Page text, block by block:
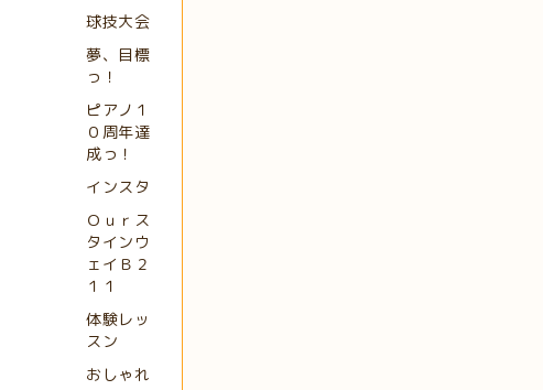
球技大会
夢、目標
っ！
ピアノ１
０周年達
成っ！
インスタ
Ｏｕｒス
タインウ
ェイＢ２
１１
体験レッ
スン
おしゃれ